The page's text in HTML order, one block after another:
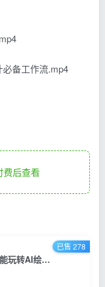
备工作流.mp4
后查看
ComfyUI+PS革命性工作流：零基础也能玩转AI绘画，轻松应对各类商业设计新需求
已售 278